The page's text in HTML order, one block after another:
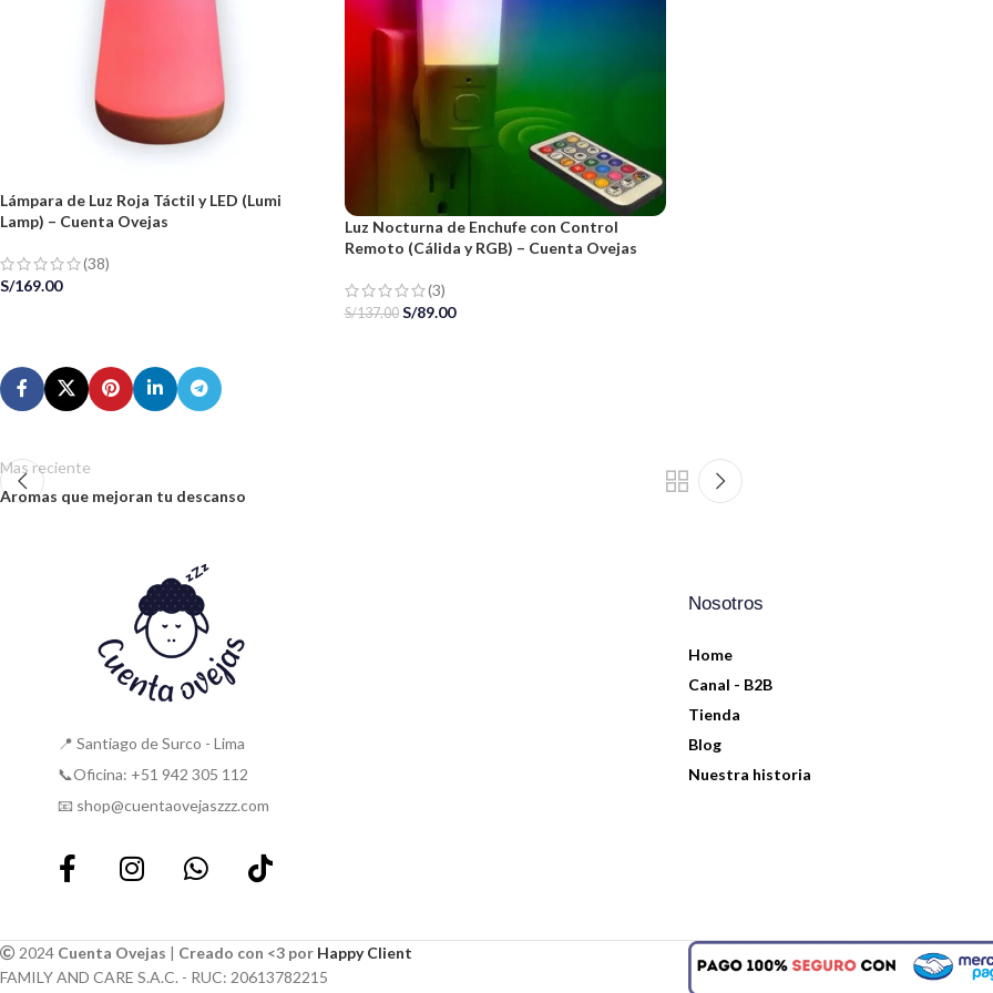
Lámpara de Luz Roja Táctil y LED (Lumi
Lamp) – Cuenta Ovejas
(38)
S/169.00
Luz Nocturna de Enchufe con Control
Remoto (Cálida y RGB) – Cuenta Ovejas
(3)
S/137.00 S/89.00
Mas reciente
Aromas que mejoran tu descanso
📍 Santiago de Surco - Lima
📞Oficina: +51 942 305 112
📧 shop@cuentaovejaszzz.com
Nosotros
Home
Canal - B2B
Tienda
Blog
Nuestra historia
2024 Cuenta Ovejas | Creado con <3 por Happy Client
FAMILY AND CARE S.A.C. - RUC: 20613782215